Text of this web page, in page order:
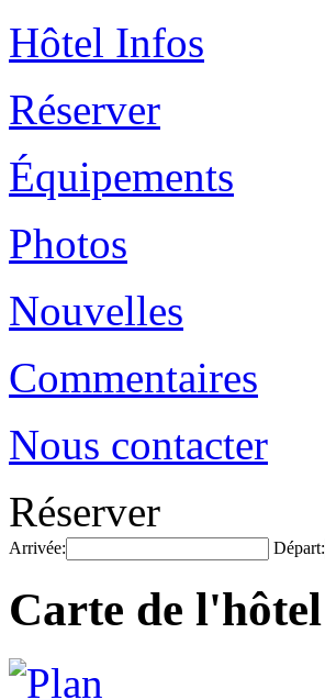
Hôtel Infos
Réserver
Équipements
Photos
Nouvelles
Commentaires
Nous contacter
Réserver
Arrivée: Départ:
Carte de l'hôtel